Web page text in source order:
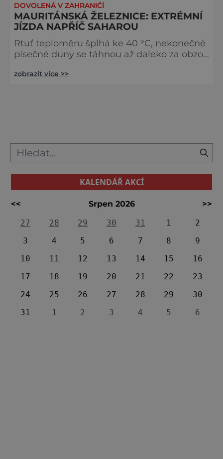
DOVOLENÁ V ZAHRANIČÍ
MAURITÁNSKÁ ŽELEZNICE: EXTRÉMNÍ
JÍZDA NAPŘÍČ SAHAROU
Rtuť teploměru šplhá ke 40 °C, nekonečné
písečné duny se táhnou až daleko za obzor,
mauritánskou pustinou se na
velkým bohatstvím v podobě přírodních
zdrojů, především žele
zobrazit více >>
KALENDÁŘ AKCÍ
<< Srpen 2026
>>
27
28 29 30 31 1
2
3
4 5 6 7 8
9
10
11 12 13 14 15
16
17
18 19 20 21 22
23
24
25 26 27 28 29
30
31
1 2 3 4 5 6